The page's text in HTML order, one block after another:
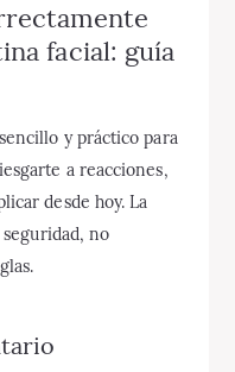
facial: guía
y práctico para
a reacciones,
desde hoy. La
no